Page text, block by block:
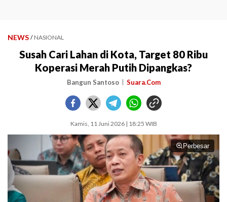
NEWS / NASIONAL
Susah Cari Lahan di Kota, Target 80 Ribu
Koperasi Merah Putih Dipangkas?
Bangun Santoso Suara.Com
Kamis, 11 Juni 2026 | 18:25 WIB
Perbesar